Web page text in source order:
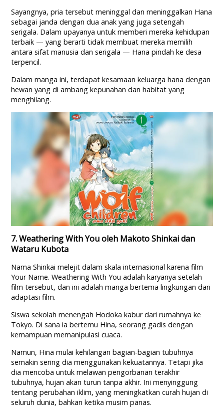
Sayangnya, pria tersebut meninggal dan meninggalkan Hana
sebagai janda dengan dua anak yang juga setengah
serigala. Dalam upayanya untuk memberi mereka kehidupan
terbaik — yang berarti tidak membuat mereka memilih
antara sifat manusia dan serigala — Hana pindah ke desa
terpencil.
Dalam manga ini, terdapat kesamaan keluarga hana dengan
hewan yang di ambang kepunahan dan habitat yang
menghilang.
7. Weathering With You oleh Makoto Shinkai dan
Wataru Kubota
Nama Shinkai melejit dalam skala internasional karena film
Your Name. Weathering With You adalah karyanya setelah
film tersebut, dan ini adalah manga bertema lingkungan dari
adaptasi film.
Siswa sekolah menengah Hodoka kabur dari rumahnya ke
Tokyo. Di sana ia bertemu Hina, seorang gadis dengan
kemampuan memanipulasi cuaca.
Namun, Hina mulai kehilangan bagian-bagian tubuhnya
semakin sering dia menggunakan kekuatannya. Tetapi jika
dia mencoba untuk melawan pengorbanan terakhir
tubuhnya, hujan akan turun tanpa akhir. Ini menyinggung
tentang perubahan iklim, yang meningkatkan curah hujan di
seluruh dunia, bahkan ketika musim panas.